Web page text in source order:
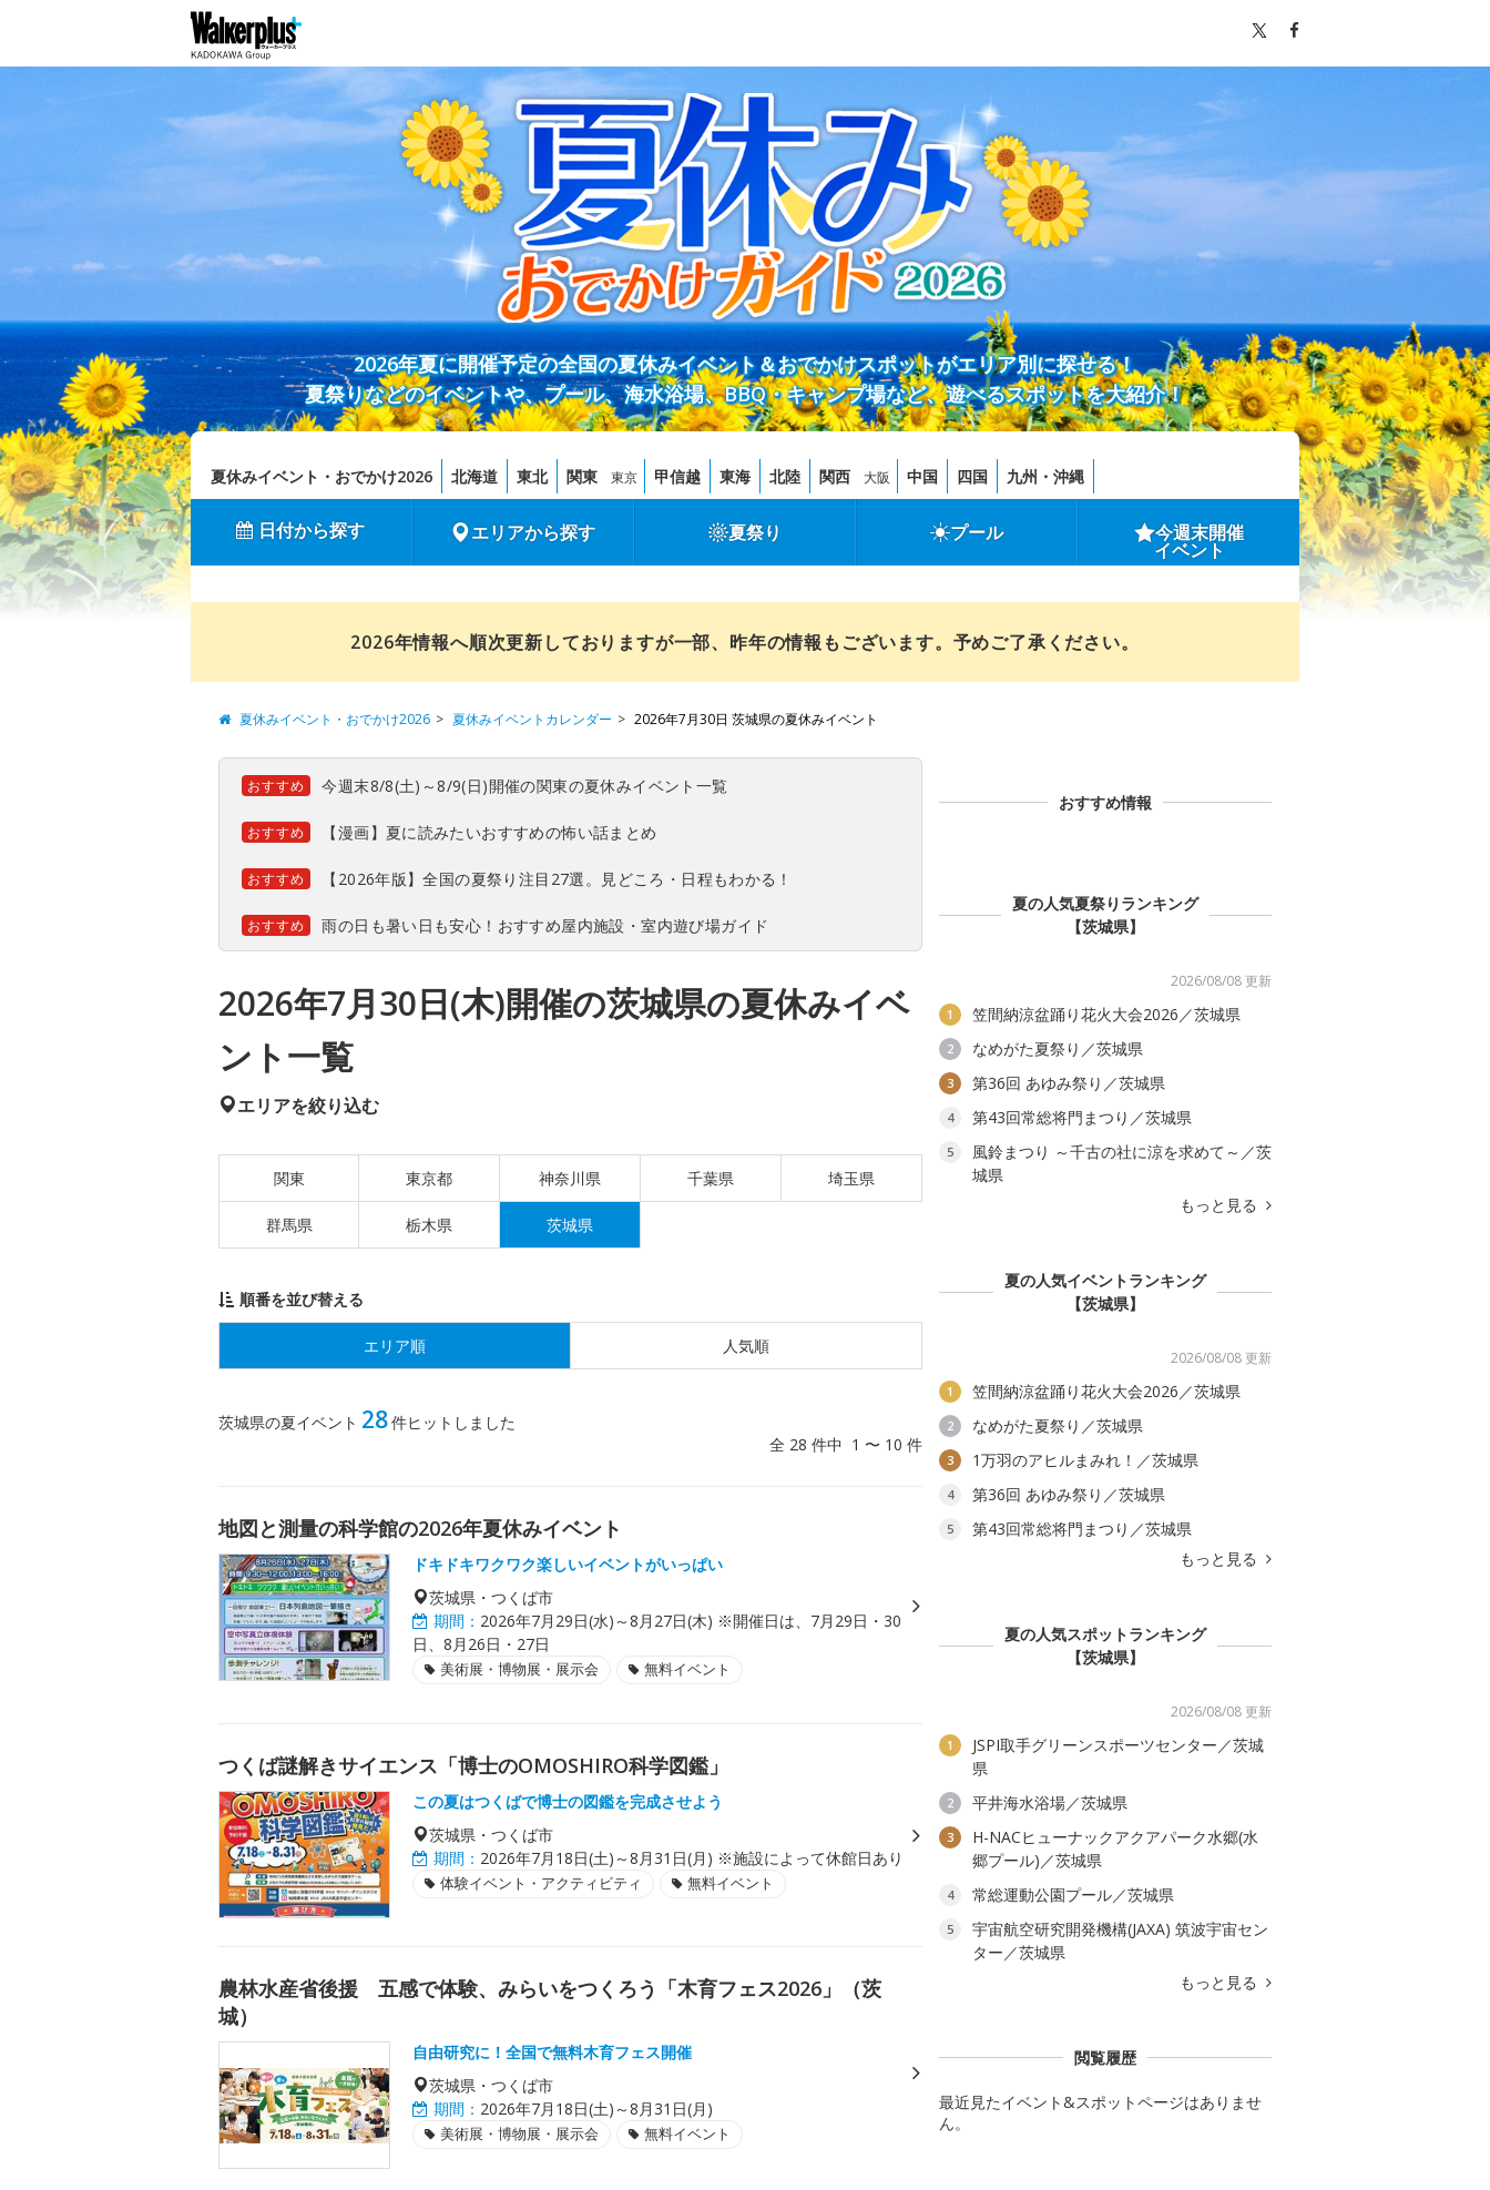
2026年夏に開催予定の全国の夏休みイベント＆おでかけスポットがエリア別に探せる！
夏祭りなどのイベントや、プール、海水浴場、BBQ・キャンプ場など、遊べるスポットを大紹介！
夏休みイベント・おでかけ2026 北海道 東北 関東 東京 甲信越 東海 北陸 関西 大阪 中国 四国 九州・沖縄
日付から探す エリアから探す 夏祭り プール 今週末開催
イベント
2026年情報へ順次更新しておりますが一部、昨年の情報もございます。予めご了承ください。
夏休みイベント・おでかけ2026 夏休みイベントカレンダー 2026年7月30日 茨城県の夏休みイベント
おすすめ 今週末8/8(土)～8/9(日)開催の関東の夏休みイベント一覧
おすすめ 【漫画】夏に読みたいおすすめの怖い話まとめ
おすすめ 【2026年版】全国の夏祭り注目27選。見どころ・日程もわかる！
おすすめ 雨の日も暑い日も安心！おすすめ屋内施設・室内遊び場ガイド
2026年7月30日(木)開催の茨城県の夏休みイベ
ント一覧
エリアを絞り込む
関東 東京都 神奈川県 千葉県 埼玉県
群馬県 栃木県 茨城県
順番を並び替える
エリア順 人気順
茨城県の夏イベント 28件ヒットしました
全 28 件中 1 〜 10 件
地図と測量の科学館の2026年夏休みイベント
ドキドキワクワク楽しいイベントがいっぱい
茨城県・つくば市
期間： 2026年7月29日(水)～8月27日(木) ※開催日は、7月29日・30
日、8月26日・27日
美術展・博物展・展示会 無料イベント
つくば謎解きサイエンス「博士のOMOSHIRO科学図鑑」
この夏はつくばで博士の図鑑を完成させよう
茨城県・つくば市
期間： 2026年7月18日(土)～8月31日(月) ※施設によって休館日あり
体験イベント・アクティビティ 無料イベント
農林水産省後援 五感で体験、みらいをつくろう「木育フェス2026」（茨
城）
自由研究に！全国で無料木育フェス開催
茨城県・つくば市
期間： 2026年7月18日(土)～8月31日(月)
美術展・博物展・展示会 無料イベント
おすすめ情報
夏の人気夏祭りランキング
【茨城県】
2026/08/08 更新
1 笠間納涼盆踊り花火大会2026／茨城県
2 なめがた夏祭り／茨城県
3 第36回 あゆみ祭り／茨城県
4 第43回常総将門まつり／茨城県
5
風鈴まつり ～千古の社に涼を求めて～／茨
城県
もっと見る
夏の人気イベントランキング
【茨城県】
2026/08/08 更新
1 笠間納涼盆踊り花火大会2026／茨城県
2 なめがた夏祭り／茨城県
3 1万羽のアヒルまみれ！／茨城県
4 第36回 あゆみ祭り／茨城県
5
第43回常総将門まつり／茨城県
もっと見る
夏の人気スポットランキング
【茨城県】
2026/08/08 更新
1
JSPI取手グリーンスポーツセンター／茨城
県
2 平井海水浴場／茨城県
3
H-NACヒューナックアクアパーク水郷(水
郷プール)／茨城県
4 常総運動公園プール／茨城県
5
宇宙航空研究開発機構(JAXA) 筑波宇宙セン
ター／茨城県
もっと見る
閲覧履歴
最近見たイベント&スポットページはありませ
ん。